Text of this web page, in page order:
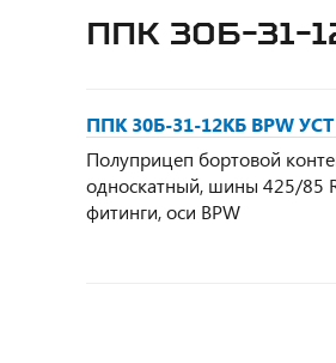
ППК 30Б-31-
ППК 30Б-31-12КБ BPW
Полуприцеп бортовой
односкатный, шины 425/85
фитинги, оси BPW